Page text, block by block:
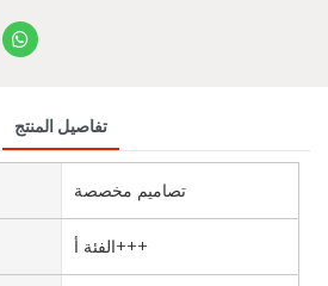
تفاصيل المنتج
تصاميم مخصصة
الفئة أ+++